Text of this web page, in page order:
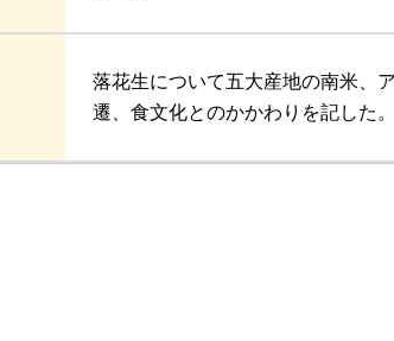
落花生について五大産地の南米、
遷、食文化とのかかわりを記した。